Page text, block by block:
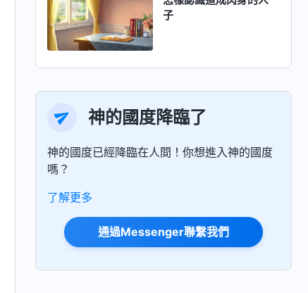
子
神的國度降臨了
神的國度已經降臨在人間！你想進入神的國度
嗎？
了解更多
通過Messenger聯繫我們